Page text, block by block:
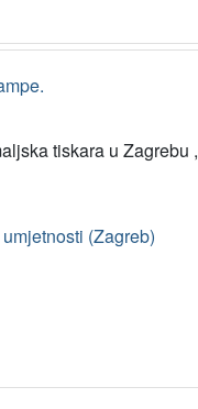
tiskara u Zagrebu ,
(Zagreb)